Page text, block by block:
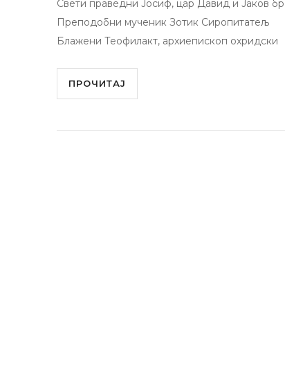
Свети праведни Јосиф, цар Давид и Јаков
Преподобни мученик Зотик Сиропитатељ
Блажени Теофилакт, архиепископ охридски
ПРОЧИТАЈ